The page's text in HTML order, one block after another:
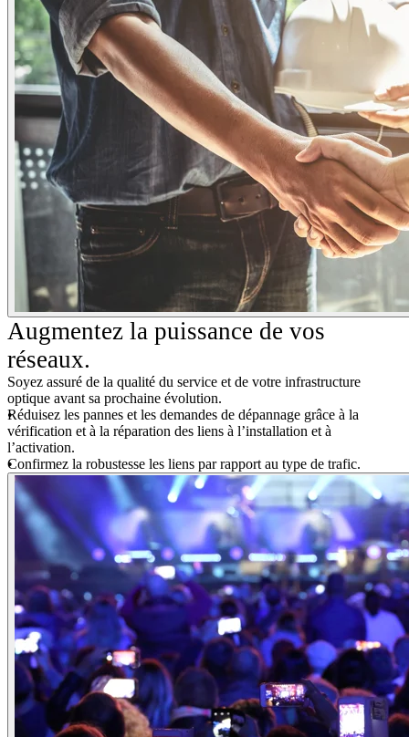
Augmentez la puissance de vos
réseaux.
Soyez assuré de la qualité du service et de votre infrastructure
optique avant sa prochaine évolution.
Réduisez les pannes et les demandes de dépannage grâce à la
vérification et à la réparation des liens à l’installation et à
l’activation.
Confirmez la robustesse les liens par rapport au type de trafic.